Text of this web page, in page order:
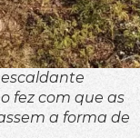
fez com que as
a forma de